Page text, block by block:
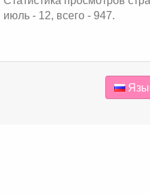
июль - 12, всего - 947.